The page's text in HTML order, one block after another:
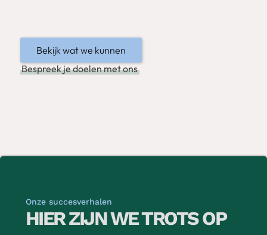
Bekijk wat we kunnen
Bespreek je doelen met ons
Onze succesverhalen
HIER ZIJN WE TROTS OP